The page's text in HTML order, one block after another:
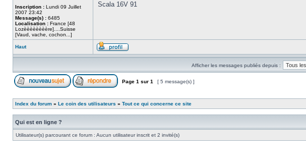
Inscription : Lundi 09 Juillet
2007 23:42
Message(s) : 6485
Localisation : France [48
Lozèèèèèèèère]....Suisse
[Vaud, vache, cochon...]
Scala 16V 91
Haut
Afficher les messages publiés depuis :
Page 1 sur 1 [ 5 message(s) ]
Index du forum » Le coin des utilisateurs » Tout ce qui concerne ce site
Qui est en ligne ?
Utilisateur(s) parcourant ce forum : Aucun utilisateur inscrit et 2 invité(s)